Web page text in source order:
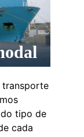
transporte
tipo de
cada